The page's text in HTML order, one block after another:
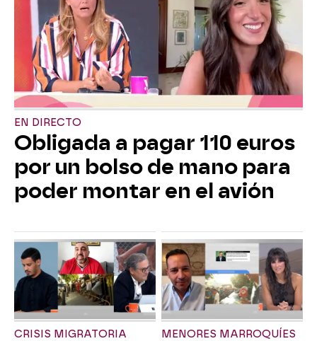
EN DIRECTO
Obligada a pagar 110 euros
por un bolso de mano para
poder montar en el avión
CRISIS MIGRATORIA MENORES MARROQUÍES